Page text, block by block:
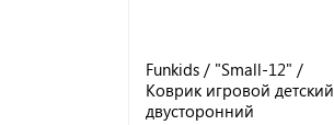
Funkids / "Small-12" /
Коврик игровой детский
двусторонний